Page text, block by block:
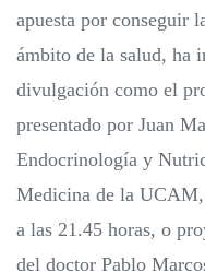
apuesta por conseguir
ámbito de la salud, ha
divulgación como el
presentado por Juan
Endocrinología y
Medicina de la
a las 21.45 horas, o
del doctor Pablo